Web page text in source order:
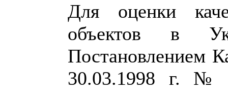
Для оценки
объектов в
Постановлением
30.03.1998 г. №